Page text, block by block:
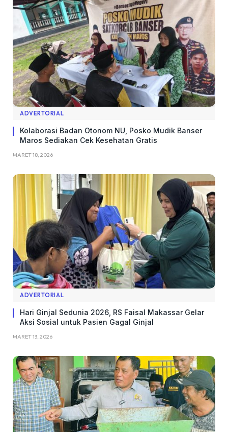
ADVERTORIAL
Kolaborasi Badan Otonom NU, Posko Mudik Banser
Maros Sediakan Cek Kesehatan Gratis
MARET 18, 2026
ADVERTORIAL
Hari Ginjal Sedunia 2026, RS Faisal Makassar Gelar
Aksi Sosial untuk Pasien Gagal Ginjal
MARET 13, 2026